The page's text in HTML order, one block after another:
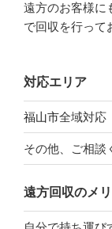
遠方のお客様に
で回収を行って
対応エリア
福山市全域対応
その他、ご相談
遠方回収のメ